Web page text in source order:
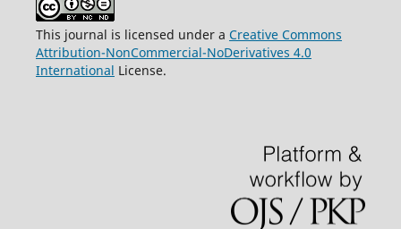
This journal is licensed under a Creative Commons
Attribution-NonCommercial-NoDerivatives 4.0
International License.